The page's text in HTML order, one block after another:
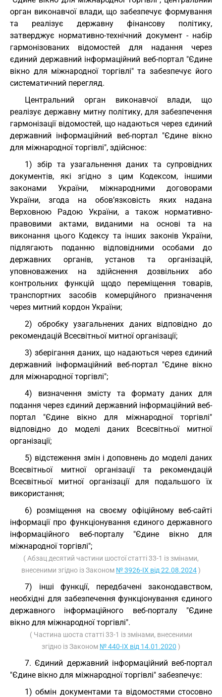
орган виконавчої влади, що забезпечує формування
та реалізує державну фінансову політику,
затверджує нормативно-технічний документ - набір
гармонізованих відомостей для надання через
єдиний державний інформаційний веб-портал "Єдине
вікно для міжнародної торгівлі" та забезпечує його
систематичний перегляд.
Центральний орган виконавчої влади, що
реалізує державну митну політику, для забезпечення
гармонізації відомостей, що надаються через єдиний
державний інформаційний веб-портал "Єдине вікно
для міжнародної торгівлі", здійснює:
1) збір та узагальнення даних та супровідних
документів, які згідно з цим Кодексом, іншими
законами України, міжнародними договорами
України, згода на обов’язковість яких надана
Верховною Радою України, а також нормативно-
правовими актами, виданими на основі та на
виконання цього Кодексу та інших законів України,
підлягають поданню відповідними особами до
державних органів, установ та організацій,
уповноважених на здійснення дозвільних або
контрольних функцій щодо переміщення товарів,
транспортних засобів комерційного призначення
через митний кордон України;
2) обробку узагальнених даних відповідно до
рекомендацій Всесвітньої митної організації;
3) зберігання даних, що надаються через єдиний
державний інформаційний веб-портал "Єдине вікно
для міжнародної торгівлі";
4) визначення змісту та формату даних для
подання через єдиний державний інформаційний веб-
портал "Єдине вікно для міжнародної торгівлі"
відповідно до моделі даних Всесвітньої митної
організації;
5) відстеження змін і доповнень до моделі даних
Всесвітньої митної організації та рекомендацій
Всесвітньої митної організації для подальшого їх
використання;
6) розміщення на своєму офіційному веб-сайті
інформації про функціонування єдиного державного
інформаційного веб-порталу "Єдине вікно для
міжнародної торгівлі";
( Абзац десятий частини шостої статті 33-1 із змінами,
внесеними згідно із Законом № 3926-IX від 22.08.2024)
7) інші функції, передбачені законодавством,
необхідні для забезпечення функціонування єдиного
державного інформаційного веб-порталу "Єдине
вікно для міжнародної торгівлі".
( Частина шоста статті 33-1 із змінами, внесеними
згідно із Законом № 440-IX від 14.01.2020 )
7. Єдиний державний інформаційний веб-портал
"Єдине вікно для міжнародної торгівлі" забезпечує:
1) обмін документами та відомостями стосовно